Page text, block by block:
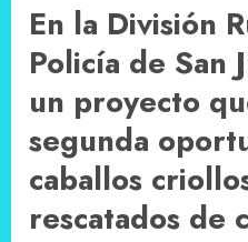
En la División
Policía de San
un proyecto
segunda
caballos
rescatados de